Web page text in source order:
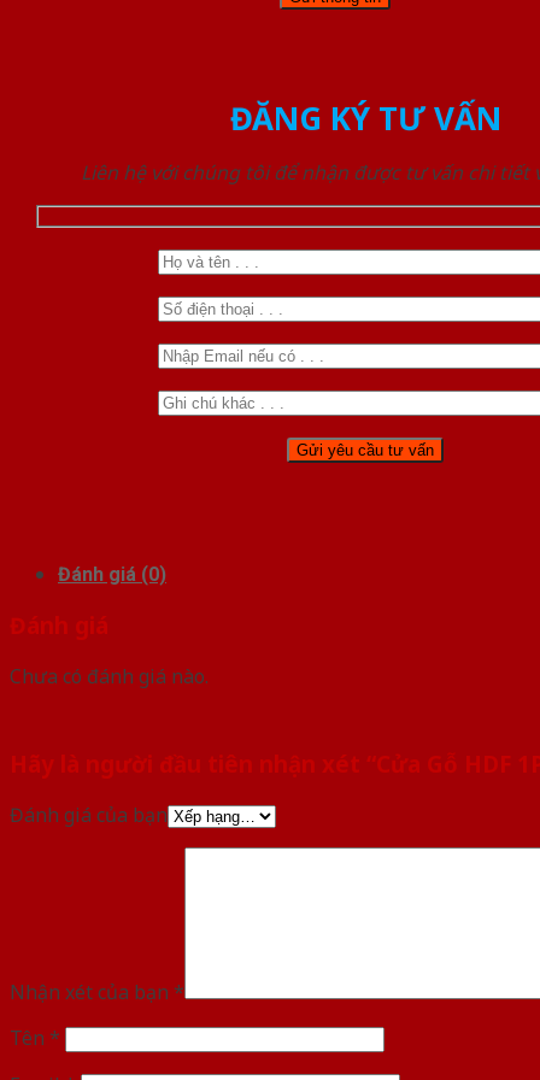
ĐĂNG KÝ TƯ VẤN
Liên hệ với chúng tôi để nhận được tư vấn chi tiết
Đánh giá (0)
Đánh giá
Chưa có đánh giá nào.
Hãy là người đầu tiên nhận xét “Cửa Gỗ HDF
Đánh giá của bạn
Nhận xét của bạn *
Tên *